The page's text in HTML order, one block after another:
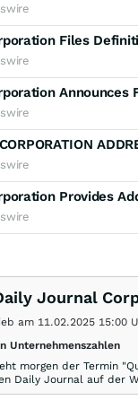
Files
Announces
Provides
Journal
am 11.02.2025 15:00
Unternehmenszahlen
morgen der Termin
Daily Journal auf der